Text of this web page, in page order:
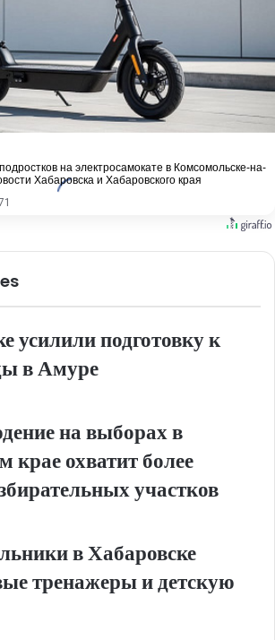
на электросамокате в Комсомольске-на-
Хабаровска и Хабаровского края
усилили подготовку к
в Амуре
на выборах в
крае охватит более
участков
в Хабаровске
тренажеры и детскую